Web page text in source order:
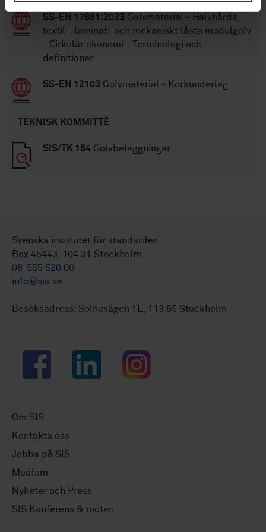
SS-EN 17861:2023 Golvmaterial - Halvhårda,
textil-, laminat- och mekaniskt låsta modulgolv
- Cirkulär ekonomi - Terminologi och
definitioner
SS-EN 12103 Golvmaterial - Korkunderlag
TEKNISK KOMMITTÉ
SIS/TK 184 Golvbeläggningar
Svenska institutet för standarder
Box 45443, 104 31 Stockholm
08-555 520 00
info@sis.se
Besöksadress: Solnavägen 1E, 113 65 Stockholm
Facebook LinkedIn Instagram
Om SIS
Kontakta oss
Jobba på SIS
Medlem
Nyheter och Press
SIS Konferens & möten